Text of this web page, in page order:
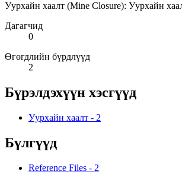
Уурхайн хаалт (Mine Closure): Уурхайн
Дагагчид
0
Өгөгдлийн бүрдлүүд
2
Бүрэлдэхүүн хэсгүүд
Уурхайн хаалт - 2
Бүлгүүд
Reference Files - 2